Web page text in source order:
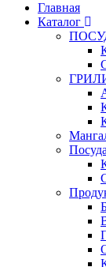
Главная
Каталог